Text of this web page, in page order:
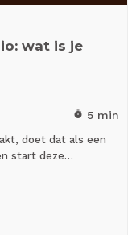
wat is je
timer 5 min
doet dat als een
start deze…